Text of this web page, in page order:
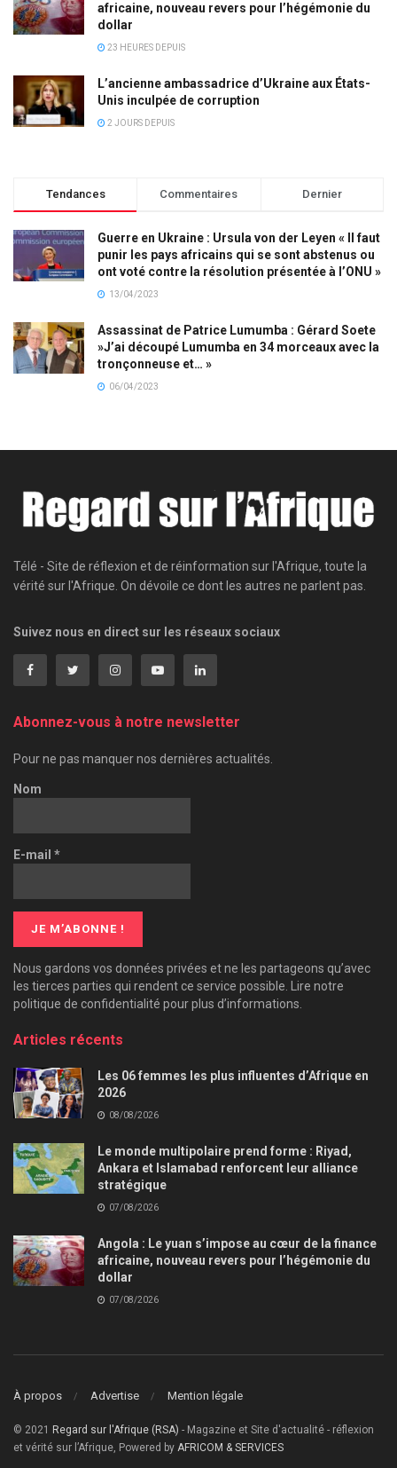
africaine, nouveau revers pour l’hégémonie du
dollar
23 HEURES DEPUIS
L’ancienne ambassadrice d’Ukraine aux États-
Unis inculpée de corruption
2 JOURS DEPUIS
Tendances Commentaires Dernier
Guerre en Ukraine : Ursula von der Leyen « Il faut
punir les pays africains qui se sont abstenus ou
ont voté contre la résolution présentée à l’ONU »
13/04/2023
Assassinat de Patrice Lumumba : Gérard Soete
»J’ai découpé Lumumba en 34 morceaux avec la
tronçonneuse et… »
06/04/2023
Télé - Site de réflexion et de réinformation sur l'Afrique, toute la
vérité sur l'Afrique. On dévoile ce dont les autres ne parlent pas.
Suivez nous en direct sur les réseaux sociaux
Abonnez-vous à notre newsletter
Pour ne pas manquer nos dernières actualités.
Nom
E-mail *
Nous gardons vos données privées et ne les partageons qu’avec
les tierces parties qui rendent ce service possible. Lire notre
politique de confidentialité pour plus d’informations.
Articles récents
Les 06 femmes les plus influentes d’Afrique en
2026
08/08/2026
Le monde multipolaire prend forme : Riyad,
Ankara et Islamabad renforcent leur alliance
stratégique
07/08/2026
Angola : Le yuan s’impose au cœur de la finance
africaine, nouveau revers pour l’hégémonie du
dollar
07/08/2026
À propos Advertise Mention légale
© 2021 Regard sur l'Afrique (RSA) - Magazine et Site d'actualité - réflexion
et vérité sur l’Afrique, Powered by AFRICOM & SERVICES